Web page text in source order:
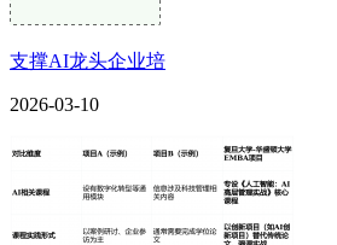
支撑AI龙头企业培
2026-03-10